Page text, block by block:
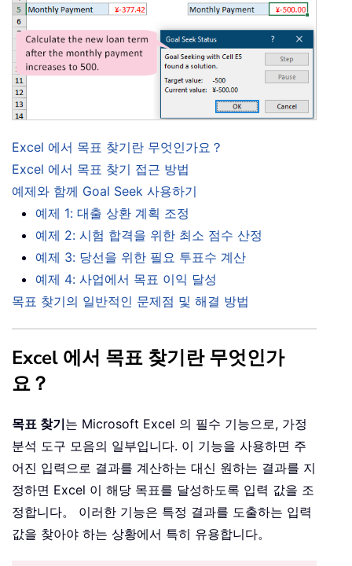
Excel 에서 목표 찾기란 무엇인가요？
Excel 에서 목표 찾기 접근 방법
예제와 함께 Goal Seek 사용하기
예제 1: 대출 상환 계획 조정
예제 2: 시험 합격을 위한 최소 점수 산정
예제 3: 당선을 위한 필요 투표수 계산
예제 4: 사업에서 목표 이익 달성
목표 찾기의 일반적인 문제점 및 해결 방법
Excel 에서 목표 찾기란 무엇인가
요？
목표 찾기는 Microsoft Excel 의 필수 기능으로, 가정
분석 도구 모음의 일부입니다. 이 기능을 사용하면 주
어진 입력으로 결과를 계산하는 대신 원하는 결과를 지
정하면 Excel 이 해당 목표를 달성하도록 입력 값을 조
정합니다。 이러한 기능은 특정 결과를 도출하는 입력
값을 찾아야 하는 상황에서 특히 유용합니다。